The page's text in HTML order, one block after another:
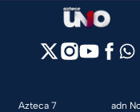
Azteca 7
adn